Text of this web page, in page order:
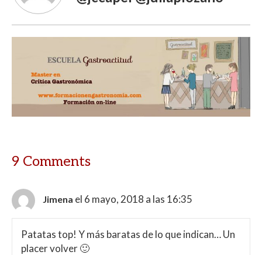
9 Comments
Jimena el 6 mayo, 2018 a las 16:35
Patatas top! Y más baratas de lo que indican… Un
placer volver 🙂